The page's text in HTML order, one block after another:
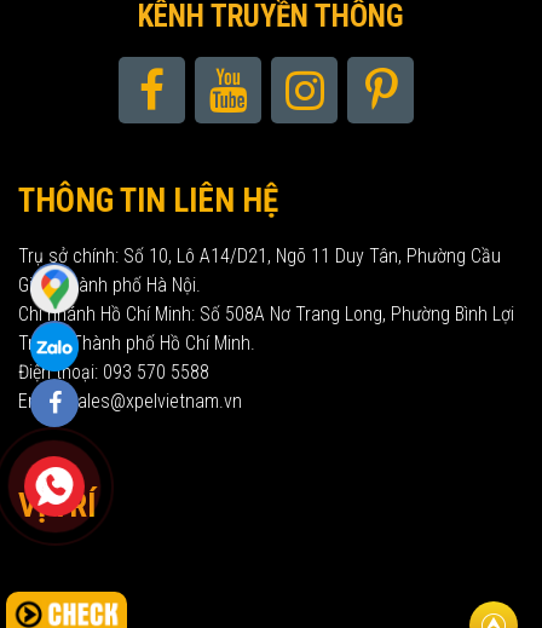
KÊNH TRUYỀN THÔNG
THÔNG TIN LIÊN HỆ
Trụ sở chính: Số 10, Lô A14/D21, Ngõ 11 Duy Tân, Phường Cầu
Giấy, Thành phố Hà Nội.
Chi nhánh Hồ Chí Minh: Số 508A Nơ Trang Long, Phường Bình Lợi
Trung, Thành phố Hồ Chí Minh.
Điện thoại: 093 570 5588
Email: sales@xpelvietnam.vn
VỊ TRÍ